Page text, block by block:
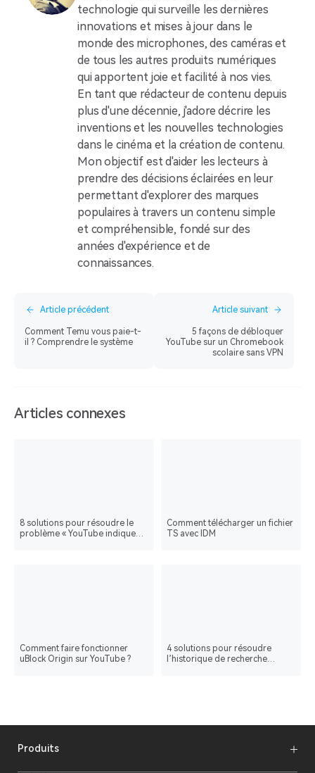
technologie qui surveille les dernières
innovations et mises à jour dans le
monde des microphones, des caméras et
de tous les autres produits numériques
qui apportent joie et facilité à nos vies.
En tant que rédacteur de contenu depuis
plus d'une décennie, j'adore décrire les
inventions et les nouvelles technologies
dans le cinéma et la création de contenu.
Mon objectif est d'aider les lecteurs à
prendre des décisions éclairées en leur
permettant d'explorer des marques
populaires à travers un contenu simple
et compréhensible, fondé sur des
années d'expérience et de
connaissances.
Article précédent
Comment Temu vous paie-t-
il ? Comprendre le système
Article suivant
5 façons de débloquer
YouTube sur un Chromebook
scolaire sans VPN
Articles connexes
8 solutions pour résoudre le
problème « YouTube indique
Comment télécharger un fichier
TS avec IDM
Comment faire fonctionner
uBlock Origin sur YouTube ?
4 solutions pour résoudre
l’historique de recherche
Produits